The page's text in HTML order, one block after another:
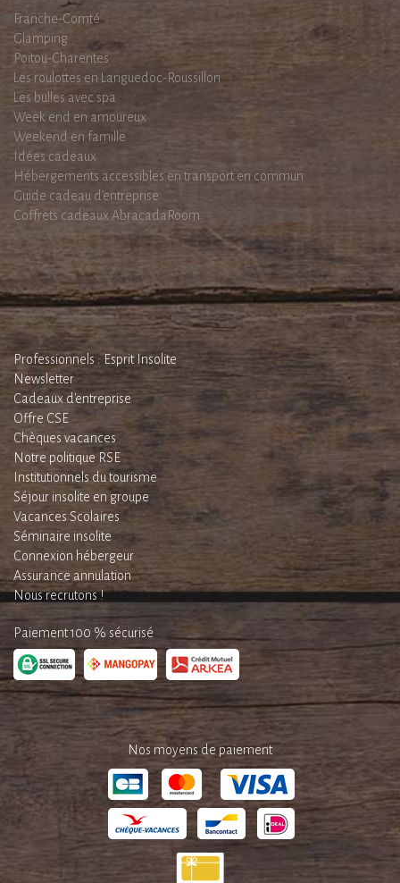
Franche-Comté
Glamping
Poitou-Charentes
Les roulottes en Languedoc-Roussillon
Les bulles avec spa
Week end en amoureux
Weekend en famille
Idées cadeaux
Hébergements accessibles en transport en commun
Guide cadeau d'entreprise
Coffrets cadeaux AbracadaRoom
Professionnels : Esprit Insolite
Newsletter
Cadeaux d'entreprise
Offre CSE
Chèques vacances
Notre politique RSE
Institutionnels du tourisme
Séjour insolite en groupe
Vacances Scolaires
Séminaire insolite
Connexion hébergeur
Assurance annulation
Nous recrutons !
Paiement 100 % sécurisé
Nos moyens de paiement